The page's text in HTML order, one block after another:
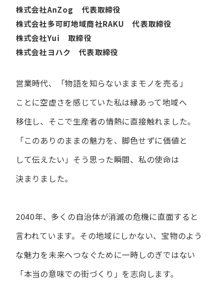
株式会社AnZog 代表取締役
株式会社多可町地域商社RAKU 代表取締役
株式会社Yui 取締役
株式会社ヨハク 代表取締役
営業時代、​「物語を​知らないまま​モノを​売る」
ことに​空虚さを​感じていた​私は縁あって​地域へ​
移住し、​そこで​生産者の​情熱に​直接触れました。
「この​ありの​ままの​魅力を、​脚色せずに​価値と​
して​伝えたい」 そう​思った​瞬間、​私の​使命は​
決まりました。
2040年、多くの自治体が消滅の危機に直面すると
言われています。 その地域にしかない、宝物のよう
な魅力を未来へつなぐために一時しのぎではない
「本当の意味での街づくり」を志向します。